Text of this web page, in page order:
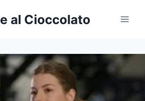
al Cioccolato